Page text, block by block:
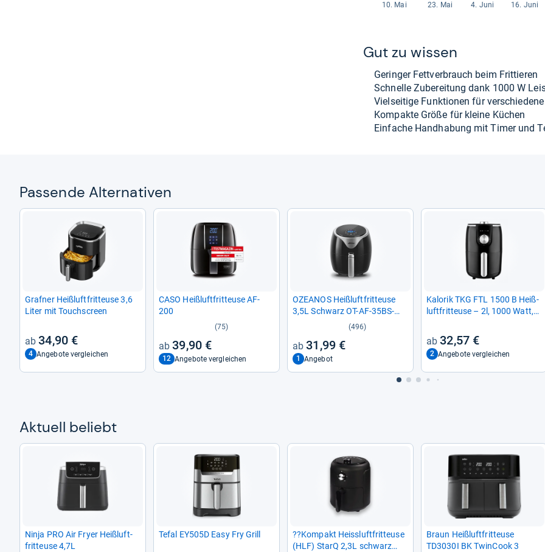
Gut zu wis­sen
Gerin­ger Fett­ver­brauch beim Frit­tie­ren
Schnelle Zube­rei­tung dank 1000 W
Viel­sei­tige Funk­tio­nen für
Kom­pakte Größe für kleine Küchen
Ein­fa­che Hand­ha­bung mit Timer und
Pas­sende Alter­na­ti­ven
Graf­ner Heiß­luft­frit­teuse 3,6
Liter mit Touch­s­creen
34,90 €
4 Angebote vergleichen
CASO Heiß­luft­frit­teuse AF-​
200
(75)
39,90 €
12 Angebote vergleichen
OZEA­NOS Heiß­luft­frit­teuse
3,5L Schwarz OT-​AF-​35BS-​
(496)
31,99 €
1 Angebot
Kalo­rik TKG FTL 1500 B Heiß­
luft­frit­teuse – 2l, 1000 Watt,
32,57 €
2 Angebote vergleichen
Aktu­ell beliebt
Ninja PRO Air Fryer Heiß­luft­
frit­teuse 4,7L
Tefal EY505D Easy Fry Grill
??Kom­pakt Heiss­luft­frit­teuse
(HLF) StarQ 2,3L schwarz
Braun Heiß­luft­frit­teuse
TD3030I BK Twin­Cook 3